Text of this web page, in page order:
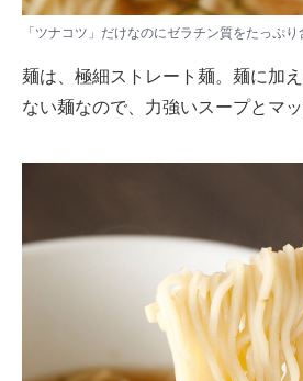
「ツナコツ」だけなのにゼラチン質をたっぷ
麺は、極細ストレート麺。麺に加
ない麺なので、力強いスープとマッ